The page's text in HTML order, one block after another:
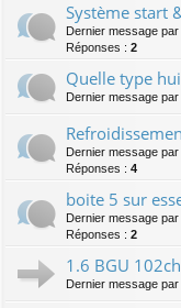
Système start
Dernier message par
Réponses : 2
Quelle type
Dernier message par
Dernier message par
Réponses : 4
boite 5 sur
Dernier message par
Réponses : 2
1.6 BGU
Dernier message par